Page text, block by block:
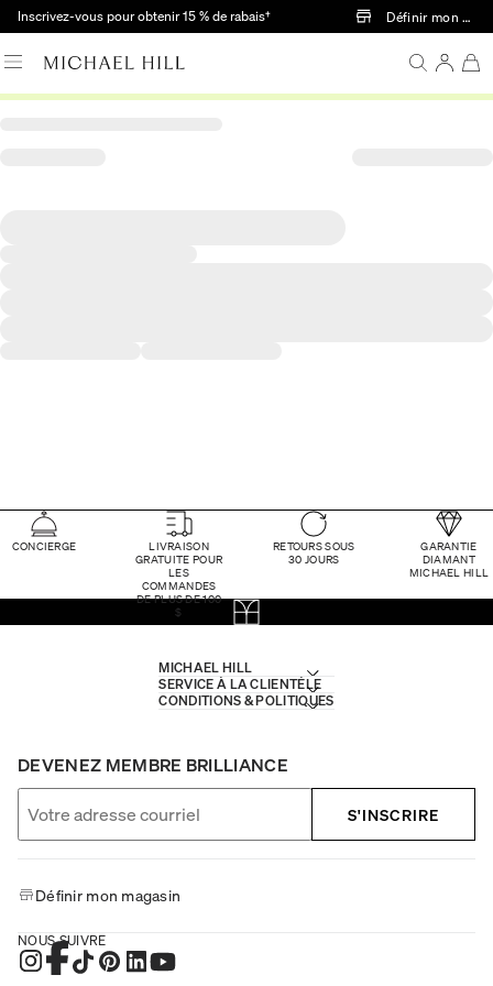
Passer au contenu principal
Inscrivez-vous pour obtenir 15 % de rabais† Définir mon
CONCIERGE
LIVRAISON
GRATUITE POUR
LES
COMMANDES
DE PLUS DE 100
$
RETOURS SOUS
30 JOURS
GARANTIE
DIAMANT
MICHAEL HILL
MICHAEL HILL
SERVICE À LA CLIENTÈLE
CONDITIONS & POLITIQUES
DEVENEZ MEMBRE BRILLIANCE
S'INSCRIRE
Définir mon magasin
NOUS SUIVRE